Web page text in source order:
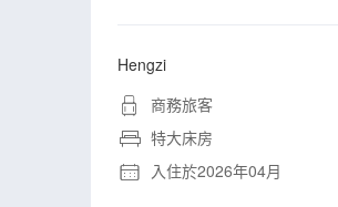
Hengzi
商務旅客
特大床房
入住於2026年04月